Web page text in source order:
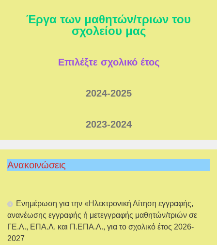
Έργα των μαθητών/τριων του
σχολείου μας
Επιλέξτε σχολικό έτος
2024-2025
2023-2024
Ανακοινώσεις
Ενημέρωση για την «Ηλεκτρονική Αίτηση εγγραφής,
ανανέωσης εγγραφής ή μετεγγραφής μαθητών/τριών σε
ΓΕ.Λ., ΕΠΑ.Λ. και Π.ΕΠΑ.Λ., για το σχολικό έτος 2026-
2027